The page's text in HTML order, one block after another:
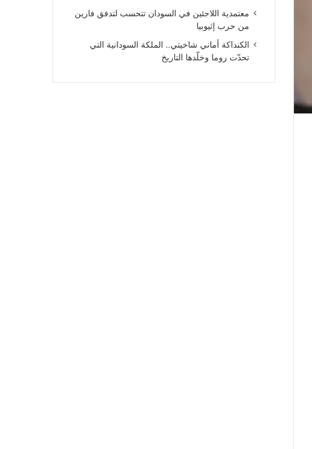
معتمدية اللاجئين في السودان تتحسب لتدفق فارين
من حرب إثيوبيا
الكنداكة أماني شاخيتي.. الملكة السودانية التي
تحدّت روما وخلّدها التاريخ